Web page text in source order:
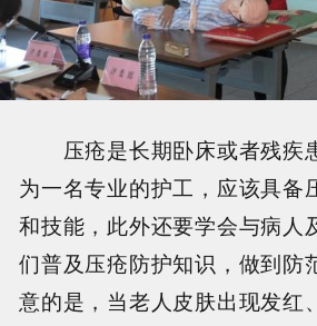
压疮是长期卧床或者残疾
为一名专业的护工，应该具备
和技能，此外还要学会与病人
们普及压疮防护知识，做到防
意的是，当老人皮肤出现发红